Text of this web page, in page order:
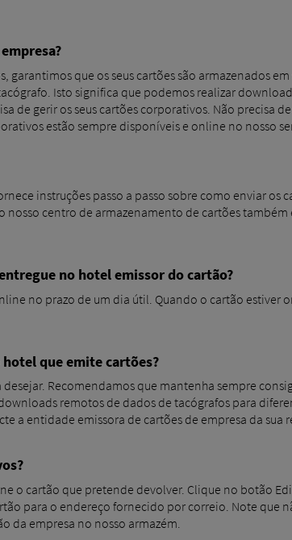
que os seus cartões são armazenados
Isto significa que podemos realizar
de gerir os seus cartões corporativos. Não precisa
estão sempre disponíveis e online no nosso
instruções passo a passo sobre como enviar os
centro de armazenamento de cartões
no hotel emissor do cartão?
no prazo de um dia útil. Quando o cartão estiver
que emite cartões?
Recomendamos que mantenha sempre
remotos de dados de tacógrafos para
a entidade emissora de cartões de empresa da sua
o cartão que pretende devolver. Clique no botão
para o endereço fornecido por correio. Note que
da empresa no nosso armazém.